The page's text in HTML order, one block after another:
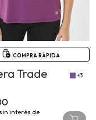
COMPRA RÁPIDA
Trade
interés de